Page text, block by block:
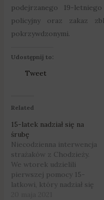
podejrzanego 19-
policyjny oraz zakaz
pokrzywdzonymi.
Udostępnij to:
Tweet
Related
15-latek nadział się na
śrubę
Niecodzienna interwencja
strażaków z Chodzieży.
We wtorek udzielili
pierwszej pomocy 15-
latkowi, który nadział się